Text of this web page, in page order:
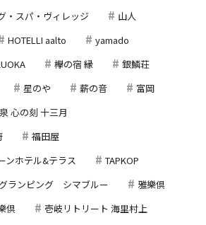
・スパ・ヴィレッジ
山人
HOTELLI aalto
yamado
欅の宿 縁
銀鱗荘
星のや 薪の音
富岡
心の刻 十三月
福田屋
ホテル&テラス
TAPKOP
ランピング シマブルー
雅樂倶
倶
壱岐リトリート 海里村上